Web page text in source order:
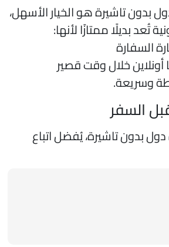
تاشيرة هو الخيار الأسهل،
تُعد بديلًا ممتازًا لأنها:
السفارة
خلال وقت قصير
وسريعة.
السفر
بدون تاشيرة، يُفضل اتباع